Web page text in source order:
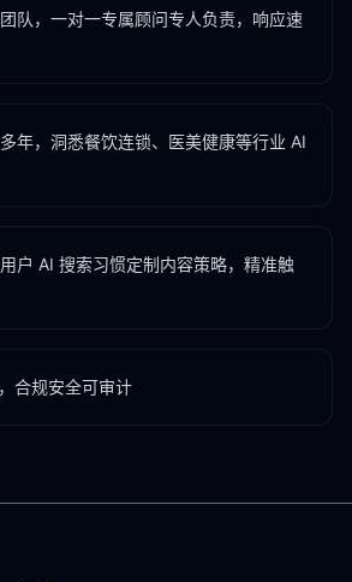
队，一对一专属顾问专人负责，响应速
年，洞悉餐饮连锁、医美健康等行业 AI
户 AI 搜索习惯定制内容策略，精准触
合规安全可审计